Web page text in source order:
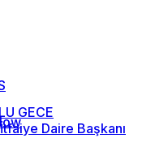
GECE
Daire Başkanı